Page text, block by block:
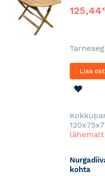
125,44€
Lisa
lähemalt
kohta